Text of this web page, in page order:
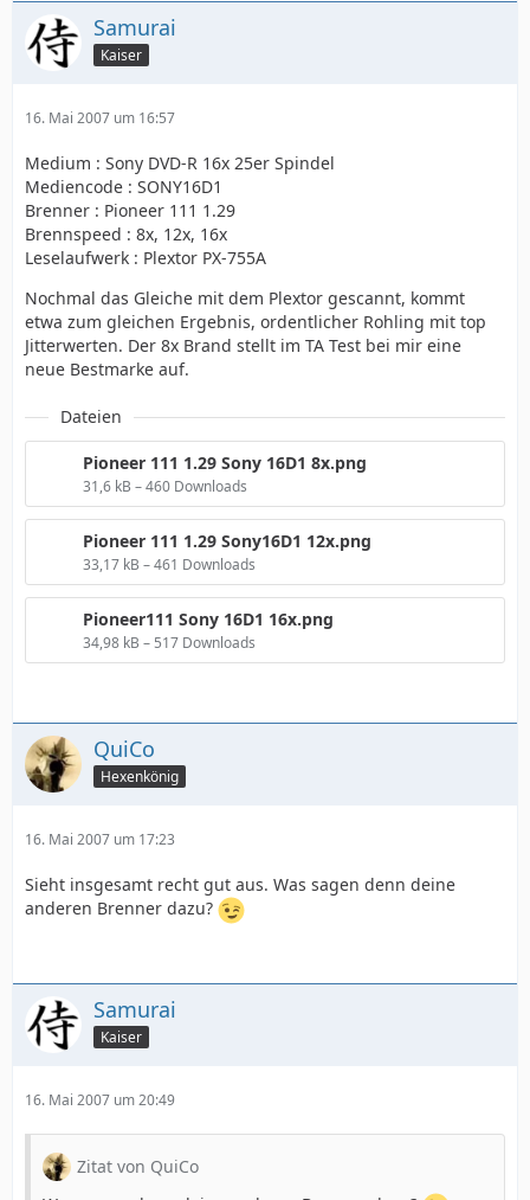
Samurai
Kaiser
16. Mai 2007 um 16:57
Medium : Sony DVD-R 16x 25er Spindel
Mediencode : SONY16D1
Brenner : Pioneer 111 1.29
Brennspeed : 8x, 12x, 16x
Leselaufwerk : Plextor PX-755A
Nochmal das Gleiche mit dem Plextor gescannt, kommt
etwa zum gleichen Ergebnis, ordentlicher Rohling mit top
Jitterwerten. Der 8x Brand stellt im TA Test bei mir eine
neue Bestmarke auf.
Dateien
Pioneer 111 1.29 Sony 16D1 8x.png
31,6 kB – 460 Downloads
Pioneer 111 1.29 Sony16D1 12x.png
33,17 kB – 461 Downloads
Pioneer111 Sony 16D1 16x.png
34,98 kB – 517 Downloads
QuiCo
Hexenkönig
16. Mai 2007 um 17:23
Sieht insgesamt recht gut aus. Was sagen denn deine
anderen Brenner dazu?
Samurai
Kaiser
16. Mai 2007 um 20:49
Zitat von QuiCo